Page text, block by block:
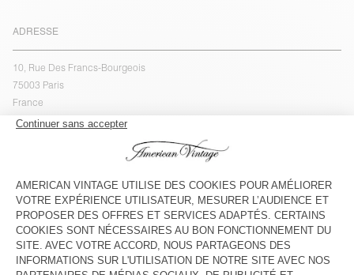
ADRESSE
10, Rue Des Francs-Bourgeois
75003 Paris
France
Lundi
10:30 - 19:00
Mardi
10:30 - 19:00
Mercredi
10:30 - 19:00
Jeudi
10:30 - 19:00
Vendredi
10:30 - 19:30